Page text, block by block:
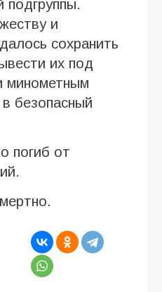
подгруппы.
и
сохранить
их под
минометным
безопасный
погиб от